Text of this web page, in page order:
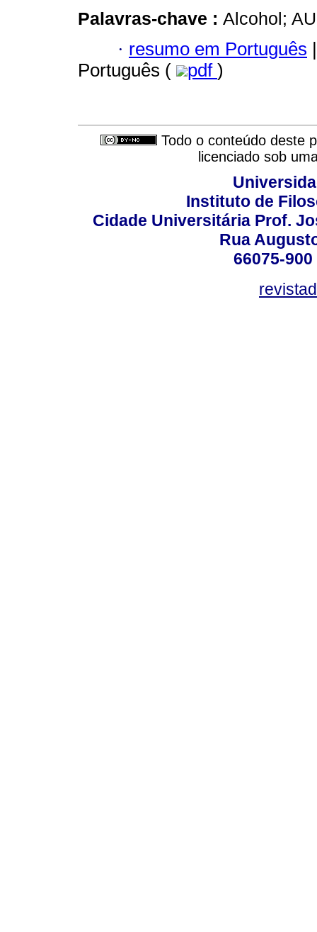
Palavras-chave : Alcohol;
· resumo em Português |
Português (
pdf )
Todo o conteúdo deste
licenciado sob
Instituto de
Cidade Universitária Prof.
Rua
66075-